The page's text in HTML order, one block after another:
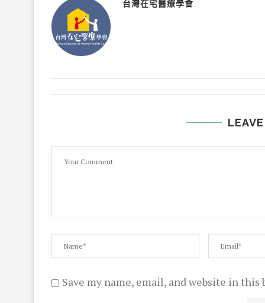
台灣在宅醫療學會
Save my name, email, and website in